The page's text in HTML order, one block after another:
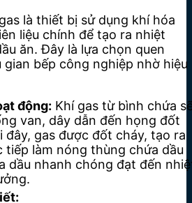
là thiết bị sử dụng khí hóa
liệu chính để tạo ra nhiệt
ăn. Đây là lựa chọn quen
bếp công nghiệp nhờ hiệu
động: Khí gas từ bình chứa
van, dây dẫn đến họng đốt
đây, gas được đốt cháy, tạo ra
tiếp làm nóng thùng chứa dầu
dầu nhanh chóng đạt đến